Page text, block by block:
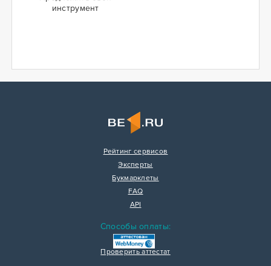
инструмент
Рейтинг сервисов
Эксперты
Букмарклеты
FAQ
API
Способы оплаты:
Проверить аттестат